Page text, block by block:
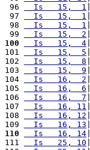
96
  Is   15,  1
97
  Is   15,  1
98
  Is   15,  1
99
  Is   15,  2
100
  Is   15,  4
101
  Is   15,  5
102
  Is   15,  8
103
  Is   15,  9
104
  Is   16,  2
105
  Is   16,  6
106
  Is   16,  7
107
  Is   16, 11
108
  Is   16, 12
109
  Is   16, 13
110
  Is   16, 14
111
  Is   25, 10